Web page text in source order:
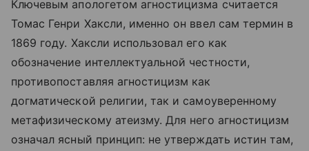
Ключевым апологетом агностицизма считается
Томас Генри Хаксли, именно он ввел сам термин в
1869 году. Хаксли использовал его как
обозначение интеллектуальной честности,
противопоставляя агностицизм как
догматической религии, так и самоуверенному
метафизическому атеизму. Для него агностицизм
означал ясный принцип: не утверждать истин там,